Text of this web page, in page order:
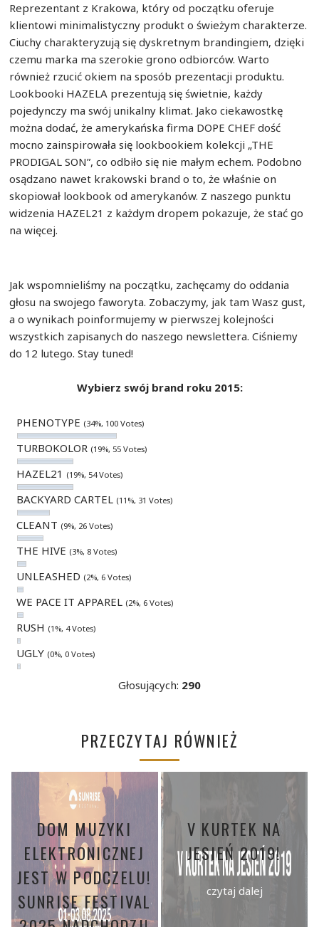
Reprezentant z Krakowa, który od początku oferuje
klientowi minimalistyczny produkt o świeżym charakterze.
Ciuchy charakteryzują się dyskretnym brandingiem, dzięki
czemu marka ma szerokie grono odbiorców. Warto
również rzucić okiem na sposób prezentacji produktu.
Lookbooki HAZELA prezentują się świetnie, każdy
pojedynczy ma swój unikalny klimat. Jako ciekawostkę
można dodać, że amerykańska firma DOPE CHEF dość
mocno zainspirowała się lookbookiem kolekcji „THE
PRODIGAL SON”, co odbiło się nie małym echem. Podobno
osądzano nawet krakowski brand o to, że właśnie on
skopiował lookbook od amerykanów. Z naszego punktu
widzenia HAZEL21 z każdym dropem pokazuje, że stać go
na więcej.
Jak wspomnieliśmy na początku, zachęcamy do oddania
głosu na swojego faworyta. Zobaczymy, jak tam Wasz gust,
a o wynikach poinformujemy w pierwszej kolejności
wszystkich zapisanych do naszego newslettera. Ciśniemy
do 12 lutego. Stay tuned!
Wybierz swój brand roku 2015:
PHENOTYPE (34%, 100 Votes)
TURBOKOLOR (19%, 55 Votes)
HAZEL21 (19%, 54 Votes)
BACKYARD CARTEL (11%, 31 Votes)
CLEANT (9%, 26 Votes)
THE HIVE (3%, 8 Votes)
UNLEASHED (2%, 6 Votes)
WE PACE IT APPAREL (2%, 6 Votes)
RUSH (1%, 4 Votes)
UGLY (0%, 0 Votes)
Głosujących: 290
PRZECZYTAJ RÓWNIEŻ
DOM MUZYKI
ELEKTRONICZNEJ
JEST W PODCZELU!
SUNRISE FESTIVAL
V KURTEK NA
JESIEŃ 2019!
czytaj dalej